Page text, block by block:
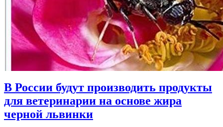
В России будут производить продукты
для ветеринарии на основе жира
черной львинки